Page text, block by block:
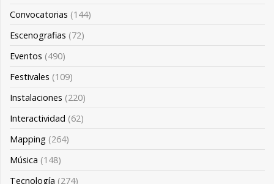
Convocatorias (144)
Escenografias (72)
Eventos (490)
Festivales (109)
Instalaciones (220)
Interactividad (62)
Mapping (264)
Música (148)
Tecnología (274)